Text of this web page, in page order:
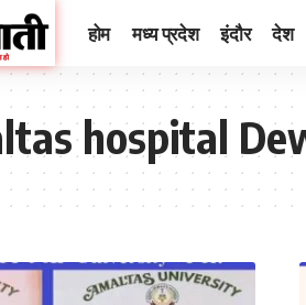
होम मध्य प्रदेश इंदौर देश
hospital